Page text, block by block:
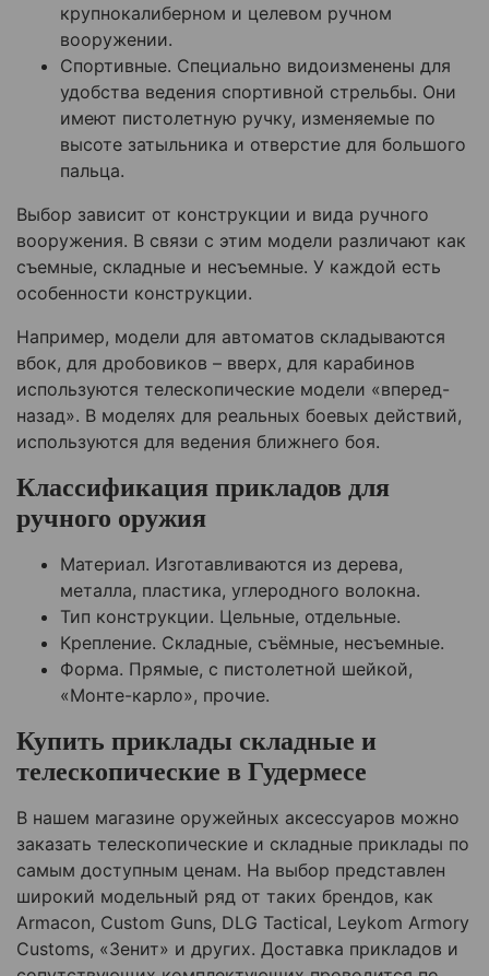
крупнокалиберном и целевом ручном
вооружении.
Спортивные. Специально видоизменены для
удобства ведения спортивной стрельбы. Они
имеют пистолетную ручку, изменяемые по
высоте затыльника и отверстие для большого
пальца.
Выбор зависит от конструкции и вида ручного
вооружения. В связи с этим модели различают как
съемные, складные и несъемные. У каждой есть
особенности конструкции.
Например, модели для автоматов складываются
вбок, для дробовиков – вверх, для карабинов
используются телескопические модели «вперед-
назад». В моделях для реальных боевых действий,
используются для ведения ближнего боя.
Классификация прикладов для
ручного оружия
Материал. Изготавливаются из дерева,
металла, пластика, углеродного волокна.
Тип конструкции. Цельные, отдельные.
Крепление. Складные, съёмные, несъемные.
Форма. Прямые, с пистолетной шейкой,
«Монте-карло», прочие.
Купить приклады складные и
телескопические в Гудермесе
В нашем магазине оружейных аксессуаров можно
заказать телескопические и складные приклады по
самым доступным ценам. На выбор представлен
широкий модельный ряд от таких брендов, как
Armacon, Custom Guns, DLG Tactical, Leykom Armory
Customs, «Зенит» и других. Доставка прикладов и